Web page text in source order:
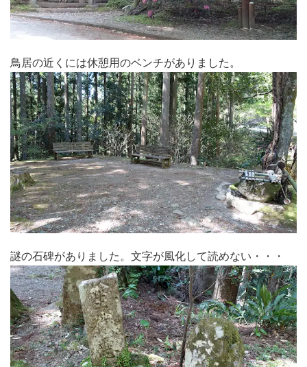
鳥居の近くには休憩用のベンチがありました。
謎の石碑がありました。文字が風化して読めない・・・